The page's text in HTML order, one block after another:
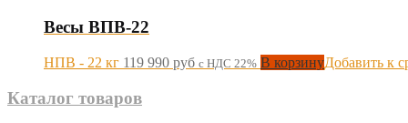
Весы ВПВ-22
НПВ - 22 кг 119 990 руб с НДС 22% В корзинуДобавить к
Каталог товаров